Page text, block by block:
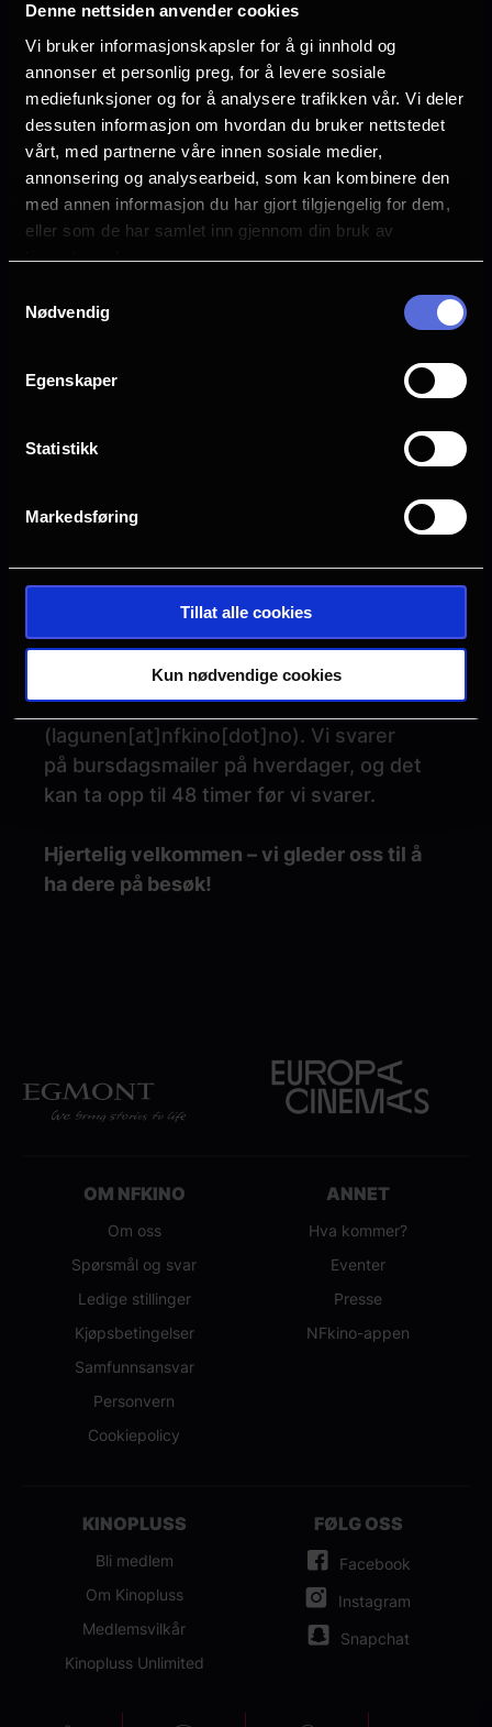
Denne nettsiden anvender cookies
Vi bruker informasjonskapsler for å gi innhold og
annonser et personlig preg, for å levere sosiale
mediefunksjoner og for å analysere trafikken vår. Vi deler
dessuten informasjon om hvordan du bruker nettstedet
vårt, med partnerne våre innen sosiale medier,
annonsering og analysearbeid, som kan kombinere den
med annen informasjon du har gjort tilgjengelig for dem,
eller som de har samlet inn gjennom din bruk av
tjenestene deres.
Nødvendig
Egenskaper
Statistikk
Markedsføring
Tillat alle cookies
Kun nødvendige cookies
4DX-visninger inngår ikke i
bursdagspakker.
Praktisk informasjon:
Frist for å booke bursdag er 14 dager før
ønsket dato, og det er kun mulig å booke
kinobursdag framandag - torsdag.Barna
får brus til popcorn-filmen, og vann
serveres under maten.
Informasjon vedrørende film på
Det er slik at man velger film fra film
hver tirsdag (fra vi åpner 30.nov), og
gjelder da til torsdagen etter. Alternativt
kan dere velge film, men dette gjelder da
spesifikke dager, og blir ikke en lukket
av publikum.
Hvis dere lurer på noe mer, er det bare til
å ta kontakt på 95 11 44 96 eller på e-
post:lagunen[at]nfkino.no
(lagunen[at]nfkino[dot]no). Vi svarer
på bursdagsmailer på hverdager, og det
kan ta opp til 48 timer før vi svarer.
Hjertelig velkommen – vi gleder oss til å
ha dere på besøk!
OM NFKINO
Om oss
Spørsmål og svar
Ledige stillinger
Kjøpsbetingelser
Samfunnsansvar
Personvern
Cookiepolicy
ANNET
Hva kommer?
Eventer
Presse
NFkino-appen
KINOPLUSS
Bli medlem
Om Kinopluss
Medlemsvilkår
Kinopluss Unlimited
FØLG OSS
Facebook
Instagram
Snapchat